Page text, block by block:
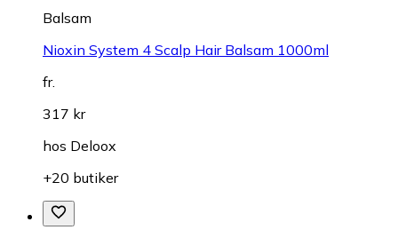
Balsam
Nioxin System 4 Scalp Hair Balsam 1000ml
fr.
317 kr
hos Deloox
+20 butiker